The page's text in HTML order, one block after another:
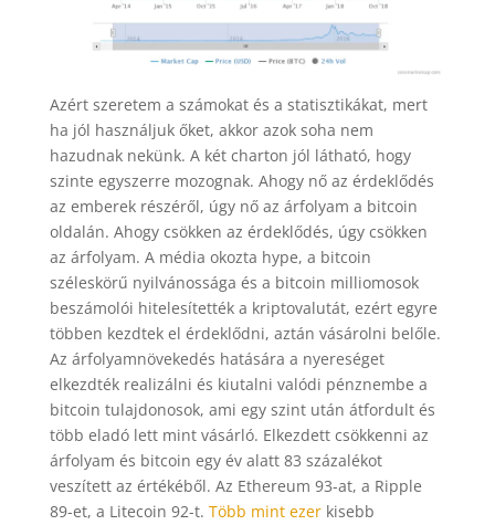
Azért szeretem a számokat és a statisztikákat, mert
ha jól használjuk őket, akkor azok soha nem
hazudnak nekünk. A két charton jól látható, hogy
szinte egyszerre mozognak. Ahogy nő az érdeklődés
az emberek részéről, úgy nő az árfolyam a bitcoin
oldalán. Ahogy csökken az érdeklődés, úgy csökken
az árfolyam. A média okozta hype, a bitcoin
széleskörű nyilvánossága és a bitcoin milliomosok
beszámolói hitelesítették a kriptovalutát, ezért egyre
többen kezdtek el érdeklődni, aztán vásárolni belőle.
Az árfolyamnövekedés hatására a nyereséget
elkezdték realizálni és kiutalni valódi pénznembe a
bitcoin tulajdonosok, ami egy szint után átfordult és
több eladó lett mint vásárló. Elkezdett csökkenni az
árfolyam és bitcoin egy év alatt 83 százalékot
veszített az értékéből. Az Ethereum 93-at, a Ripple
89-et, a Litecoin 92-t. Több mint ezerkisebb